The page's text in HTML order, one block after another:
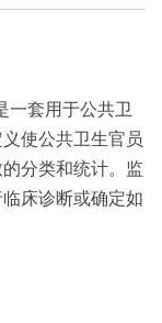
一套用于公共卫
使公共卫生官员
分类和统计。监
床诊断或确定如